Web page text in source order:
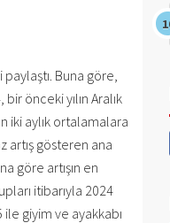
Buna göre,
önceki yılın Aralık
iki aylık ortalamalara
artış gösteren ana
göre artışın en
itibarıyla 2024
giyim ve ayakkabı